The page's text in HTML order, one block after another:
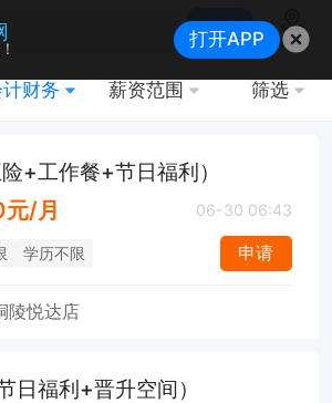
搜索
地图
财务 薪资范围 筛选
+工作餐+节日福利）
/月 06-30 06:43
学历不限 申请
陵悦达店
日福利+晋升空间）
打开APP